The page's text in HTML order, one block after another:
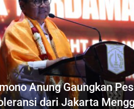
Anung Gaungkan
dari Jakarta